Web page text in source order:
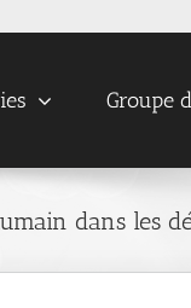
Groupe
dans les